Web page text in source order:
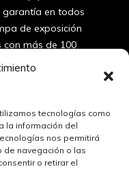
tecnologías como
la información del
nos permitirá
de navegación o las
o retirar el
garantía en todos
de exposición
más de 100
mano de
42